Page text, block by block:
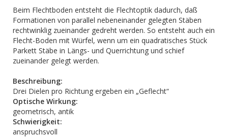
Beim Flechtboden entsteht die Flechtoptik dadurch, daß
Formationen von parallel nebeneinander gelegten Stäben
rechtwinklig zueinander gedreht werden. So entsteht auch ein
Flecht-Boden mit Würfel, wenn um ein quadratisches Stück
Parkett Stäbe in Längs- und Querrichtung und schief
zueinander gelegt werden.
Beschreibung:
Drei Dielen pro Richtung ergeben ein „Geflecht“
Optische Wirkung:
geometrisch, antik
Schwierigkeit:
anspruchsvoll